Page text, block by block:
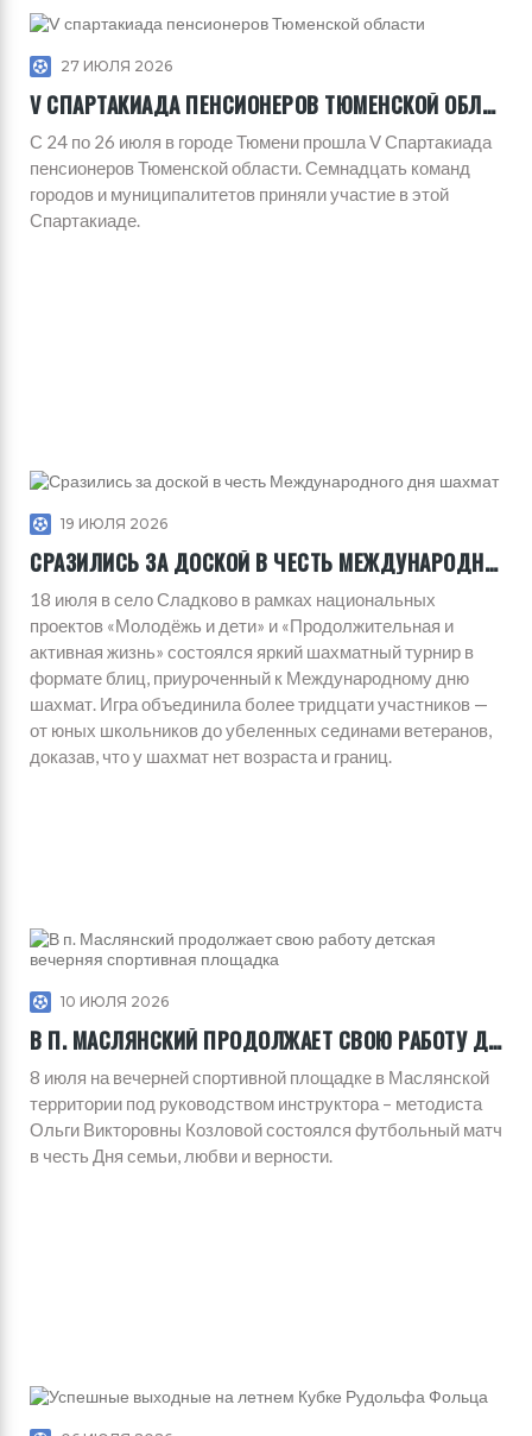
27 ИЮЛЯ 2026
V СПАРТАКИАДА ПЕНСИОНЕРОВ ТЮМЕНСКОЙ ОБЛАСТИ
С 24 по 26 июля в городе Тюмени прошла V Спартакиада
пенсионеров Тюменской области. Семнадцать команд
городов и муниципалитетов приняли участие в этой
Спартакиаде.
19 ИЮЛЯ 2026
СРАЗИЛИСЬ ЗА ДОСКОЙ В ЧЕСТЬ МЕЖДУНАРОДНОГО ДНЯ ШАХМАТ
18 июля в село Сладково в рамках национальных
проектов «Молодёжь и дети» и «Продолжительная и
активная жизнь» состоялся яркий шахматный турнир в
формате блиц, приуроченный к Международному дню
шахмат. Игра объединила более тридцати участников —
от юных школьников до убеленных сединами ветеранов,
доказав, что у шахмат нет возраста и границ.
10 ИЮЛЯ 2026
В П. МАСЛЯНСКИЙ ПРОДОЛЖАЕТ СВОЮ РАБОТУ ДЕТСКАЯ ВЕЧЕРНЯЯ СПОРТИВНАЯ ПЛОЩАДКА
8 июля на вечерней спортивной площадке в Маслянской
территории под руководством инструктора – методиста
Ольги Викторовны Козловой состоялся футбольный матч
в честь Дня семьи, любви и верности.